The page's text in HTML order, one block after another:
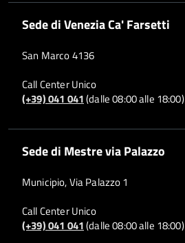
Sede di Venezia Ca' Farsetti
San Marco 4136
Call Center Unico
(+39) 041 041(dalle 08:00 alle 18:00)
Sede di Mestre via Palazzo
Municipio, Via Palazzo 1
Call Center Unico
(+39) 041 041(dalle 08:00 alle 18:00)